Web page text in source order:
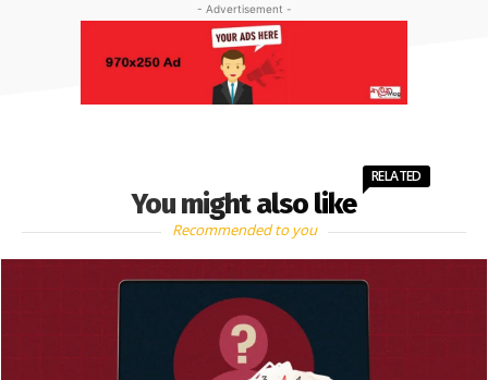
- Advertisement -
You might also like
RELATED
Recommended to you